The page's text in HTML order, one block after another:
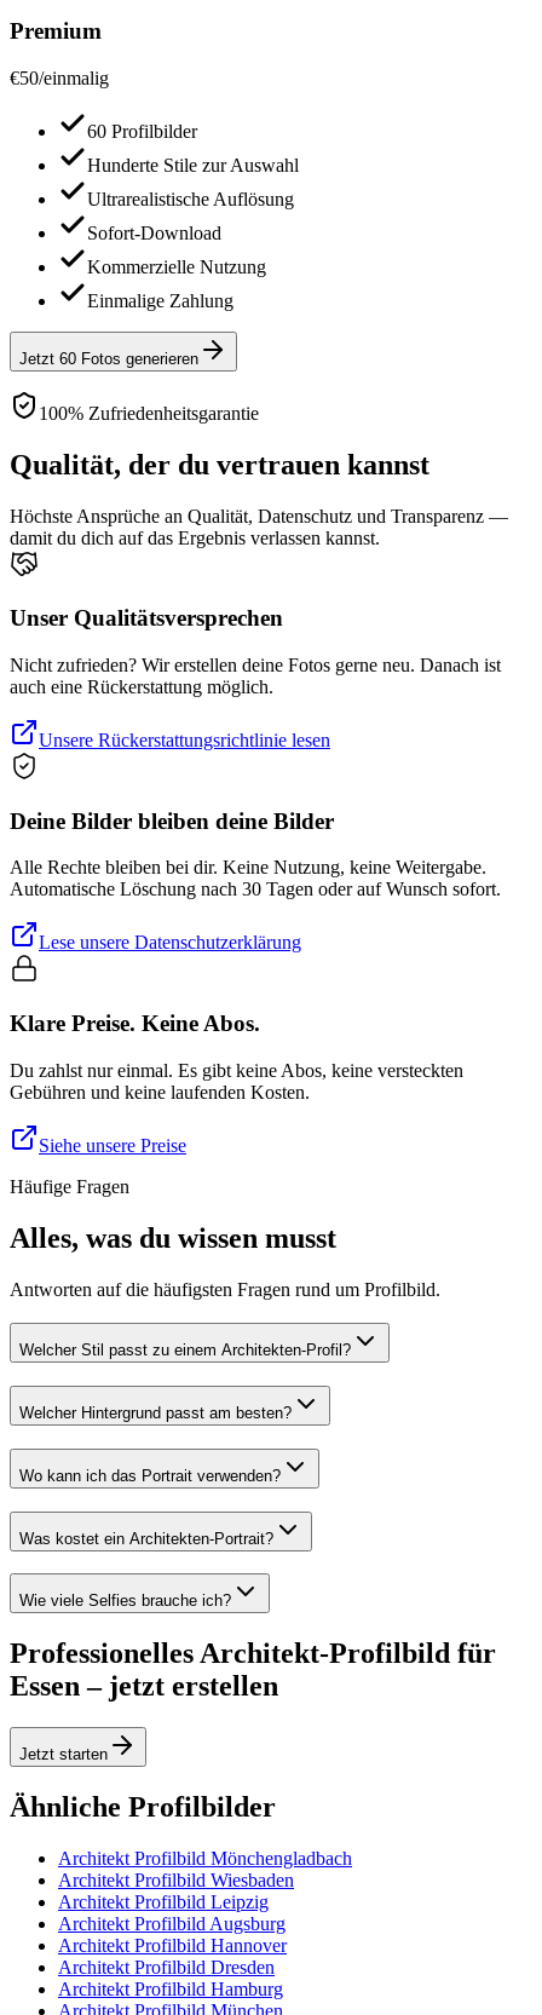
Premium
€50/einmalig
60 Profilbilder
Hunderte Stile zur Auswahl
Ultrarealistische Auflösung
Sofort-Download
Kommerzielle Nutzung
Einmalige Zahlung
Jetzt 60 Fotos generieren
100% Zufriedenheitsgarantie
Qualität, der du vertrauen kannst
Höchste Ansprüche an Qualität, Datenschutz und Transparenz —
damit du dich auf das Ergebnis verlassen kannst.
Unser Qualitätsversprechen
Nicht zufrieden? Wir erstellen deine Fotos gerne neu. Danach ist
auch eine Rückerstattung möglich.
Unsere Rückerstattungsrichtlinie lesen
Deine Bilder bleiben deine Bilder
Alle Rechte bleiben bei dir. Keine Nutzung, keine Weitergabe.
Automatische Löschung nach 30 Tagen oder auf Wunsch sofort.
Lese unsere Datenschutzerklärung
Klare Preise. Keine Abos.
Du zahlst nur einmal. Es gibt keine Abos, keine versteckten
Gebühren und keine laufenden Kosten.
Siehe unsere Preise
Häufige Fragen
Alles, was du wissen musst
Antworten auf die häufigsten Fragen rund um Profilbild.
Welcher Stil passt zu einem Architekten-Profil?
Welcher Hintergrund passt am besten?
Wo kann ich das Portrait verwenden?
Was kostet ein Architekten-Portrait?
Wie viele Selfies brauche ich?
Professionelles Architekt-Profilbild für
Essen – jetzt erstellen
Jetzt starten
Ähnliche Profilbilder
Architekt Profilbild Mönchengladbach
Architekt Profilbild Wiesbaden
Architekt Profilbild Leipzig
Architekt Profilbild Augsburg
Architekt Profilbild Hannover
Architekt Profilbild Dresden
Architekt Profilbild Hamburg
Architekt Profilbild München